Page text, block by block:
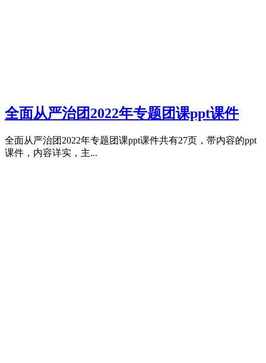
全面从严治团2022年专题团课ppt课件
全面从严治团2022年专题团课ppt课件共有27页，带内容的ppt
课件，内容详实，主...